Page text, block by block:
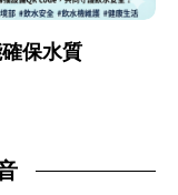
保水質